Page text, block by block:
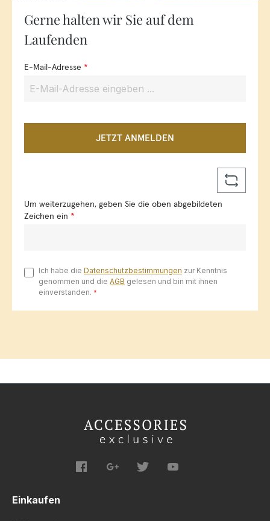
Gerne halten wir Sie auf dem
Laufenden
E-Mail-Adresse *
JETZT ANMELDEN
Um weiterzugehen, geben Sie die oben abgebildeten
Zeichen ein *
Ich habe die Datenschutzbestimmungen zur Kenntnis
genommen und die AGB gelesen und bin mit ihnen
einverstanden. *
Einkaufen